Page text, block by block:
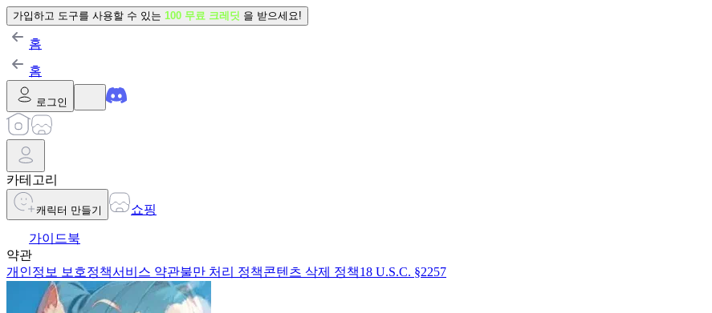
가입하고 도구를 사용할 수 있는 100 무료 크레딧 을 받으세요!
홈
홈
로그인
카테고리
캐릭터 만들기 쇼핑
가이드북
약관
개인정보 보호정책서비스 약관불만 처리 정책콘텐츠 삭제 정책18 U.S.C. §2257